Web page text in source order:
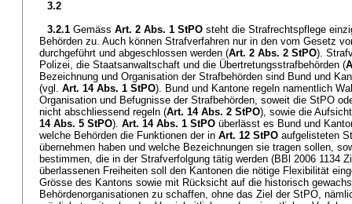
3.2
3.2.1 Gemäss Art. 2 Abs. 1 StPO steht die Strafrechtspflege
Behörden zu. Auch können Strafverfahren nur in den vom Gesetz
durchgeführt und abgeschlossen werden (Art. 2 Abs. 2 StPO).
Polizei, die Staatsanwaltschaft und die Übertretungsstrafbehörden (
Bezeichnung und Organisation der Strafbehörden sind Bund und
(vgl. Art. 14 Abs. 1 StPO). Bund und Kantone regeln namentlich
Organisation und Befugnisse der Strafbehörden, soweit die StPO
nicht abschliessend regeln (Art. 14 Abs. 2 StPO), sowie die
14 Abs. 5 StPO). Art. 14 Abs. 1 StPO überlässt es Bund und
welche Behörden die Funktionen der in Art. 12 StPO aufgelisteten
übernehmen haben und welche Bezeichnungen sie tragen sollen,
bestimmen, die in der Strafverfolgung tätig werden (BBl 2006 1134
überlassenen Freiheiten soll den Kantonen die nötige Flexibilität
Grösse des Kantons sowie mit Rücksicht auf die historisch
Behördenorganisationen zu schaffen, ohne das Ziel der StPO,